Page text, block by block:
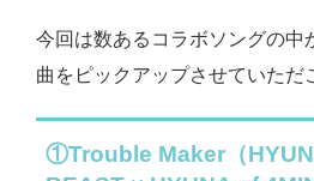
今回は数あるコラボソングの中
曲をピックアップさせていただ
①Trouble Maker（